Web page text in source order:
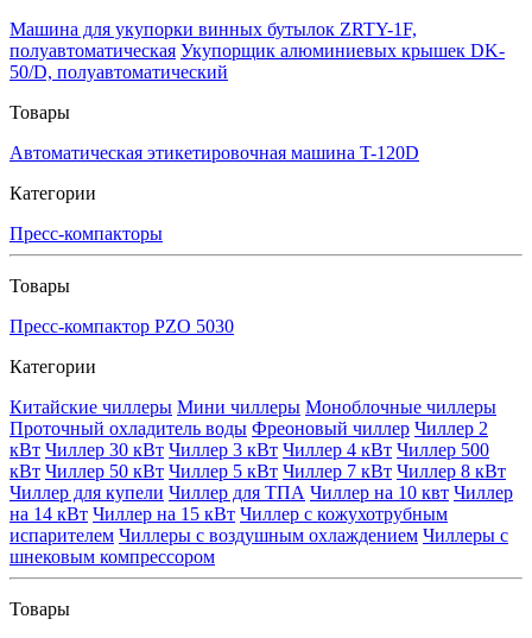
Машина для укупорки винных бутылок ZRTY-1F,
полуавтоматическая Укупорщик алюминиевых крышек DK-
50/D, полуавтоматический
Товары
Автоматическая этикетировочная машина T-120D
Категории
Пресс-компакторы
Товары
Пресс-компактор PZO 5030
Категории
Китайские чиллеры Мини чиллеры Моноблочные чиллеры
Проточный охладитель воды Фреоновый чиллер Чиллер 2
кВт Чиллер 30 кВт Чиллер 3 кВт Чиллер 4 кВт Чиллер 500
кВт Чиллер 50 кВт Чиллер 5 кВт Чиллер 7 кВт Чиллер 8 кВт
Чиллер для купели Чиллер для ТПА Чиллер на 10 квт Чиллер
на 14 кВт Чиллер на 15 кВт Чиллер с кожухотрубным
испарителем Чиллеры с воздушным охлаждением Чиллеры с
шнековым компрессором
Товары